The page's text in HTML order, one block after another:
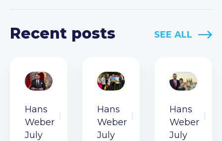
Recent posts SEE ALL
Hans
Weber
July
Hans
Weber
July
Hans
Weber
July